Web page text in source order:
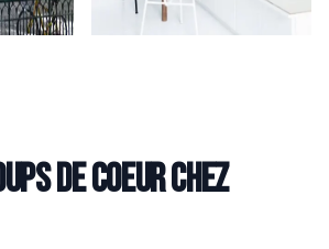
de coeur chez